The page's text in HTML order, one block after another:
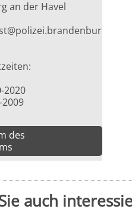
an der Havel
2020
2009
des
auch